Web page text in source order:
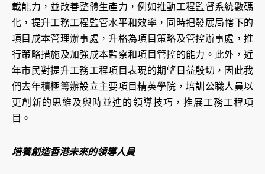
載能力，並改善整體生產力，例如推動工程監督系統數碼
化，提升工務工程監管水平和效率，同時把發展局轄下的
項目成本管理辦事處，升格為項目策略及管控辦事處，推
行策略措施及加強成本監察和項目管控的能力。此外，近
年市民對提升工務工程項目表現的期望日益殷切，因此我
們去年積極籌辦設立主要項目精英學院，培訓公職人員以
更創新的思維及與時並進的領導技巧，推展工務工程項
目。
培養創造香港未來的領導人員